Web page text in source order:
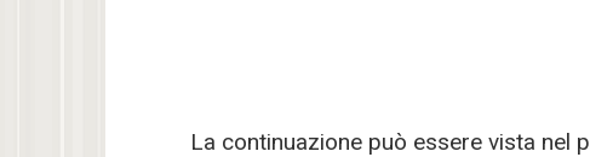
La continuazione può essere vista nel